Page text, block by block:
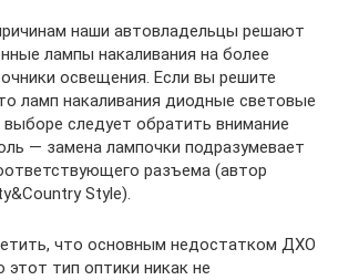
наши автовладельцы решают
лампы накаливания на более
освещения. Если вы решите
ламп накаливания диодные световые
следует обратить внимание
— замена лампочки подразумевает
разъема (автор
Style).
что основным недостатком ДХО
этот тип оптики никак не